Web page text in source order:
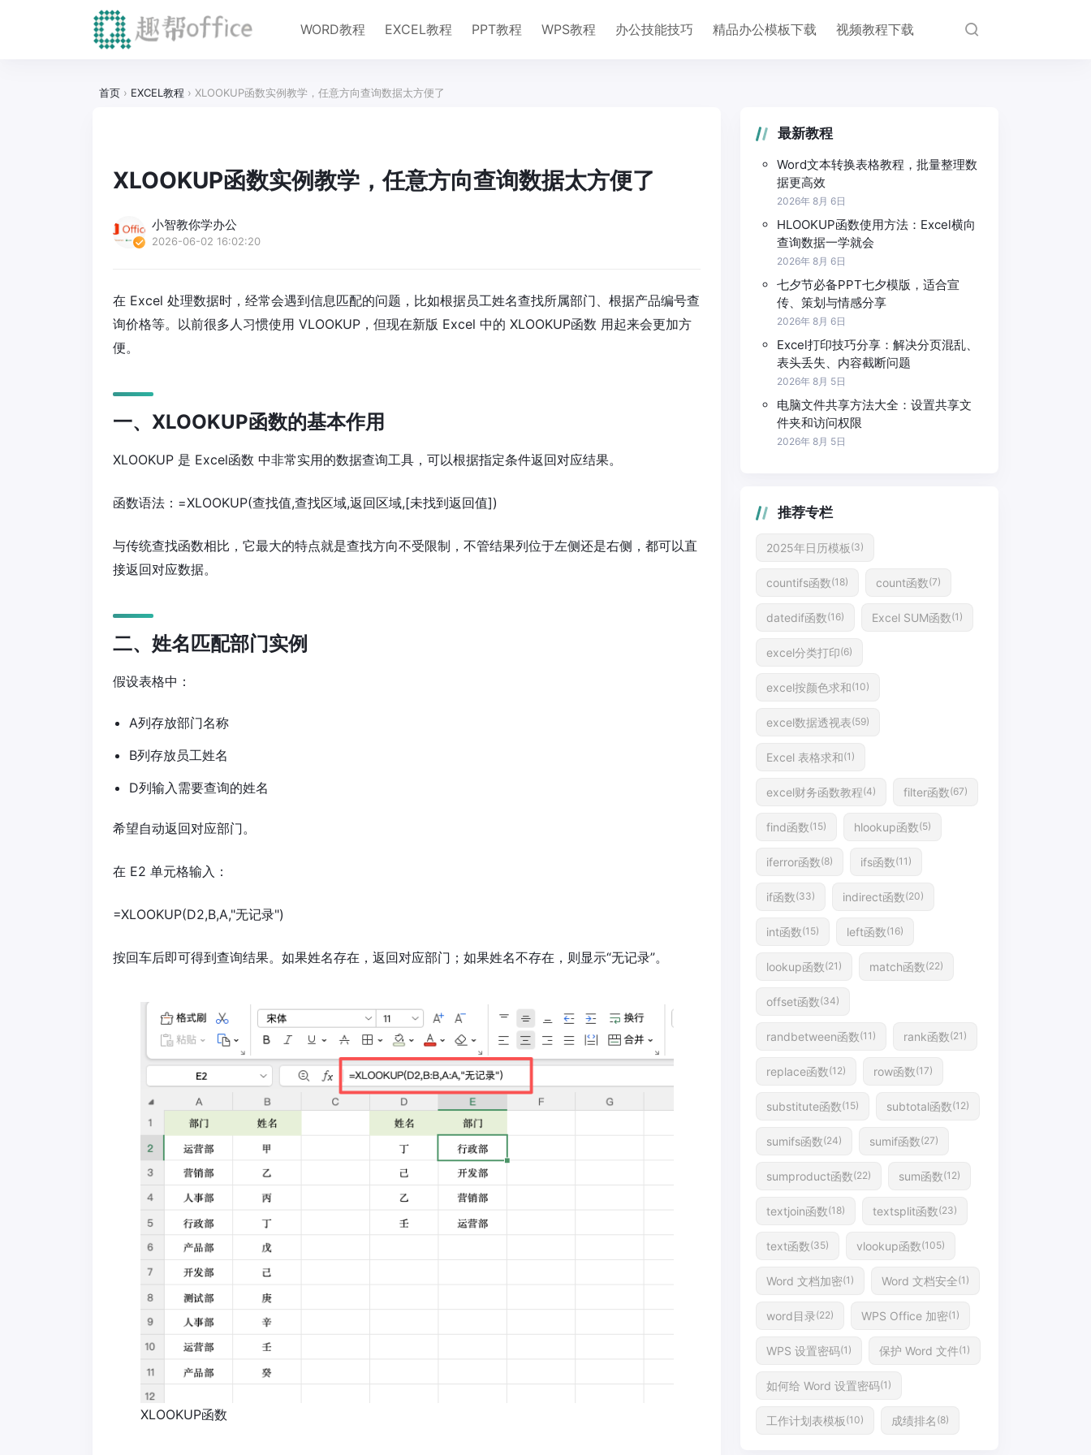
WORD教程 EXCEL教程 PPT教程 WPS教程 办公技能技巧 精品办公模板下载 视频教程下载
首页 › EXCEL教程 › XLOOKUP函数实例教学，任意方向查询数据太方便了
XLOOKUP函数实例教学，任意方向查询数据太方便了
小智教你学办公
2026-06-02 16:02:20
在 Excel 处理数据时，经常会遇到信息匹配的问题，比如根据员工姓名查找所属部门、根据产品编号查
询价格等。以前很多人习惯使用 VLOOKUP，但现在新版 Excel 中的 XLOOKUP函数 用起来会更加方
便。
一、XLOOKUP函数的基本作用
XLOOKUP 是 Excel函数 中非常实用的数据查询工具，可以根据指定条件返回对应结果。
函数语法：=XLOOKUP(查找值,查找区域,返回区域,[未找到返回值])
与传统查找函数相比，它最大的特点就是查找方向不受限制，不管结果列位于左侧还是右侧，都可以直
接返回对应数据。
二、姓名匹配部门实例
假设表格中：
A列存放部门名称
B列存放员工姓名
D列输入需要查询的姓名
希望自动返回对应部门。
在 E2 单元格输入：
=XLOOKUP(D2,B,A,"无记录")
按回车后即可得到查询结果。如果姓名存在，返回对应部门；如果姓名不存在，则显示“无记录”。
XLOOKUP函数
最新教程
Word文本转换表格教程，批量整理数
据更高效
2026年 8月 6日
HLOOKUP函数使用方法：Excel横向
查询数据一学就会
2026年 8月 6日
七夕节必备PPT七夕模版，适合宣
传、策划与情感分享
2026年 8月 6日
Excel打印技巧分享：解决分页混乱、
表头丢失、内容截断问题
2026年 8月 5日
电脑文件共享方法大全：设置共享文
件夹和访问权限
2026年 8月 5日
推荐专栏
2025年日历模板 (3)
countifs函数(18) count函数(7)
datedif函数(16) Excel SUM函数(1)
excel分类打印(6)
excel按颜色求和(10)
excel数据透视表(59)
Excel 表格求和(1)
excel财务函数教程(4) filter函数(67)
find函数(15) hlookup函数(5)
iferror函数(8) ifs函数(11)
if函数(33) indirect函数(20)
int函数(15) left函数(16)
lookup函数(21) match函数(22)
offset函数(34)
randbetween函数(11) rank函数(21)
replace函数(12) row函数(17)
substitute函数(15) subtotal函数(12)
sumifs函数(24) sumif函数(27)
sumproduct函数(22) sum函数(12)
textjoin函数(18) textsplit函数(23)
text函数(35) vlookup函数(105)
Word 文档加密(1) Word 文档安全(1)
word目录(22) WPS Office 加密(1)
WPS 设置密码(1) 保护 Word 文件(1)
如何给 Word 设置密码(1)
工作计划表模板 (10) 成绩排名 (8)